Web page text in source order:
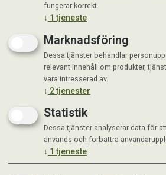
fungerar korrekt.
↓ 1 tjeneste
Marknadsföring
Dessa tjänster behandlar
relevant innehåll om produkter,
vara intresserad av.
↓ 2tjenester
Statistik
Dessa tjänster analyserar data för
används och förbättra
↓ 1 tjeneste